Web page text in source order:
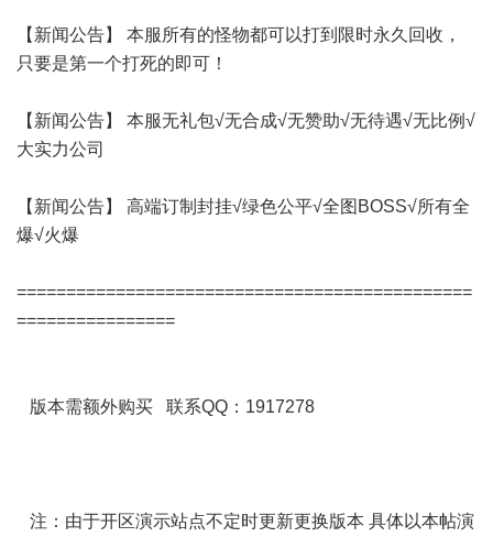
【新闻公告】 本服所有的怪物都可以打到限时永久回收，
只要是第一个打死的即可！
【新闻公告】 本服无礼包√无合成√无赞助√无待遇√无比例√
大实力公司
【新闻公告】 高端订制封挂√绿色公平√全图BOSS√所有全
爆√火爆
==============================================
================
版本需额外购买 联系QQ：1917278
注：由于开区演示站点不定时更新更换版本 具体以本帖演